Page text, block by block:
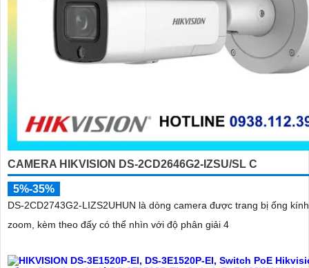
CAMERA HIKVISION DS-2CD2646G2-IZSU/SL C
5%-35%
DS-2CD2743G2-LIZS2UHUN là dòng camera được trang bị ống
zoom, kèm theo đấy có thể nhìn với độ phân giải 4